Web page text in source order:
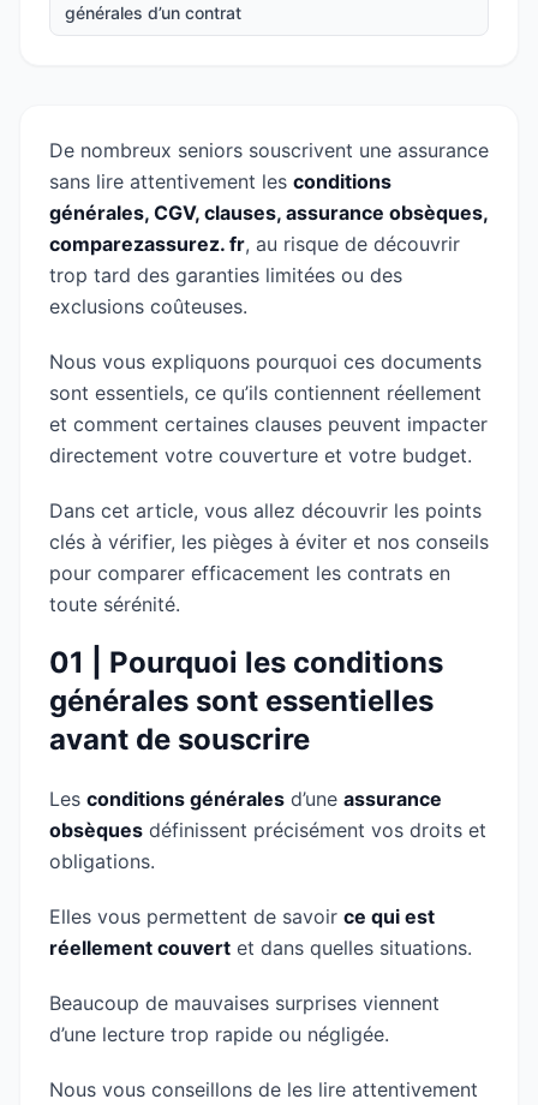
générales d’un contrat
De nombreux seniors souscrivent une assurance
sans lire attentivement les conditions
générales, CGV, clauses, assurance obsèques,
comparezassurez. fr, au risque de découvrir
trop tard des garanties limitées ou des
exclusions coûteuses.
Nous vous expliquons pourquoi ces documents
sont essentiels, ce qu’ils contiennent réellement
et comment certaines clauses peuvent impacter
directement votre couverture et votre budget.
Dans cet article, vous allez découvrir les points
clés à vérifier, les pièges à éviter et nos conseils
pour comparer efficacement les contrats en
toute sérénité.
01 | Pourquoi les conditions
générales sont essentielles
avant de souscrire
Les conditions générales d’une assurance
obsèques définissent précisément vos droits et
obligations.
Elles vous permettent de savoir ce qui est
réellement couvert et dans quelles situations.
Beaucoup de mauvaises surprises viennent
d’une lecture trop rapide ou négligée.
Nous vous conseillons de les lire attentivement